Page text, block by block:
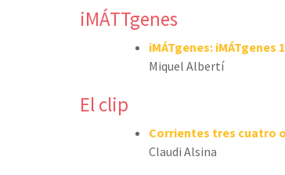
iMÁTTgenes
iMÁTgenes: iMÁTgenes
Miquel Albertí
El clip
Corrientes tres cuatro
Claudi Alsina